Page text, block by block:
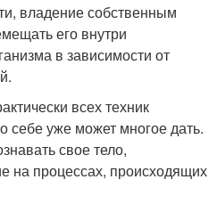
владение собственным
его внутри
в зависимости от
всех техник
себе уже может многое дать.
свое тело,
на процессах, происходящих